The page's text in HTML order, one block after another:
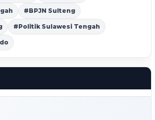
#BPJN Sulteng
#Politik Sulawesi Tengah